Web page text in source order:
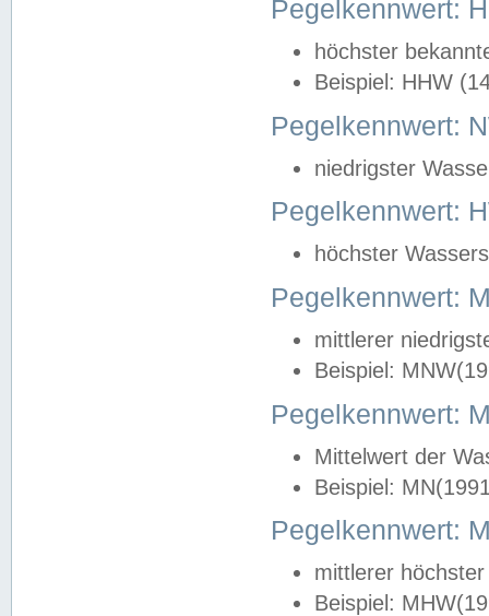
Pegelkennwert:
höchster
Beispiel: HHW
Pegelkennwert:
niedrigster
Pegelkennwert:
höchster
Pegelkennwert:
mittlerer
Beispiel:
Pegelkennwert:
Mittelwert der
Beispiel:
Pegelkennwert:
mittlerer
Beispiel: